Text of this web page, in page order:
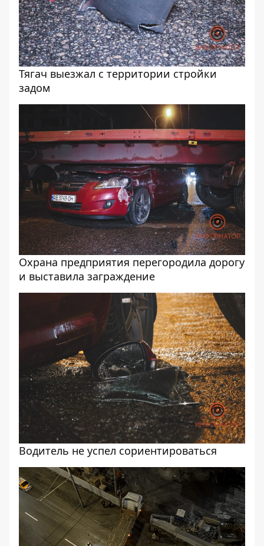
Тягач выезжал с территории стройки
задом
Охрана предприятия перегородила дорогу
и выставила заграждение
Водитель не успел сориентироваться